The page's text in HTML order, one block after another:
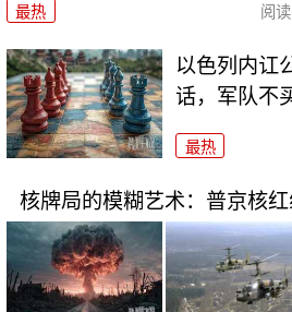
最热 阅读
以色列内讧
话，军队不
最热
核牌局的模糊艺术：普京核红